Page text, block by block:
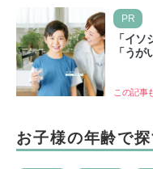
PR
「イ
「う
この記事
お子様の年齢で